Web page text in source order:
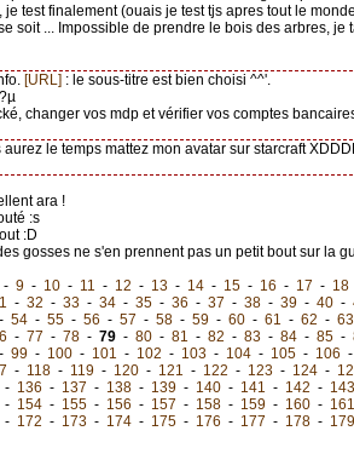
je test finalement (ouais je test tjs apres tout le
soit ... Impossible de prendre le bois des arbres, je
[URL] : le sous-titre est bien choisi ^^'.
changer vos mdp et vérifier vos comptes
aurez le temps mattez mon avatar sur starcraft
ara !
:s
:D
gosses ne s'en prennent pas un petit bout sur la
- 9 - 10 - 11 - 12 - 13 - 14 - 15 - 16 - 17 - 18
- 32 - 33 - 34 - 35 - 36 - 37 - 38 - 39 - 40 -
- 54 - 55 - 56 - 57 - 58 - 59 - 60 - 61 - 62 - 63
- 77 - 78 - 79 - 80 - 81 - 82 - 83 - 84 - 85 -
- 99 - 100 - 101 - 102 - 103 - 104 - 105 - 106 -
- 118 - 119 - 120 - 121 - 122 - 123 - 124 -
- 136 - 137 - 138 - 139 - 140 - 141 - 142 - 143
- 154 - 155 - 156 - 157 - 158 - 159 - 160 - 161
- 172 - 173 - 174 - 175 - 176 - 177 - 178 - 179